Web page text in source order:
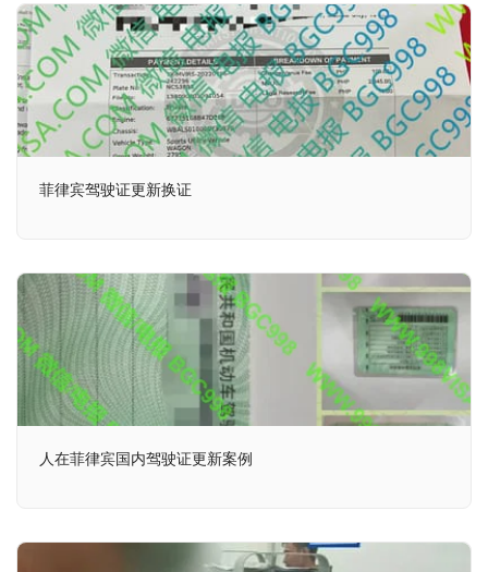
菲律宾驾驶证更新换证
人在菲律宾国内驾驶证更新案例